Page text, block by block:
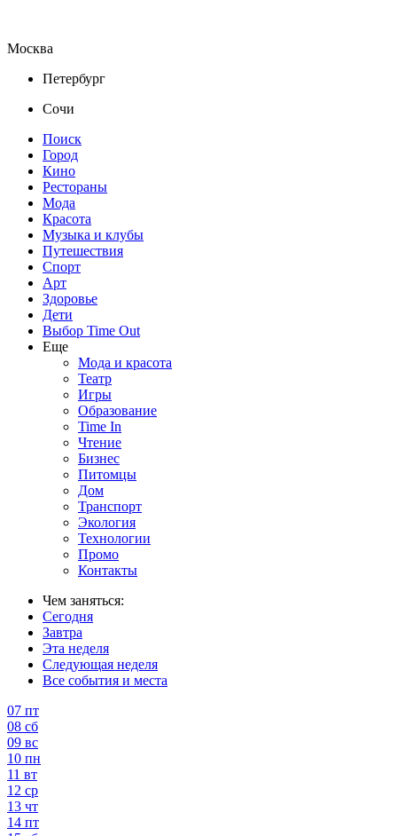
Москва
Петербург
Сочи
Поиск
Город
Кино
Рестораны
Мода
Красота
Музыка и клубы
Путешествия
Спорт
Арт
Здоровье
Дети
Выбор Time Out
Еще
Мода и красота
Театр
Игры
Образование
Time In
Чтение
Бизнес
Питомцы
Дом
Транспорт
Экология
Технологии
Промо
Контакты
Чем заняться:
Сегодня
Завтра
Эта неделя
Следующая неделя
Все события и места
07 пт
08 сб
09 вс
10 пн
11 вт
12 ср
13 чт
14 пт